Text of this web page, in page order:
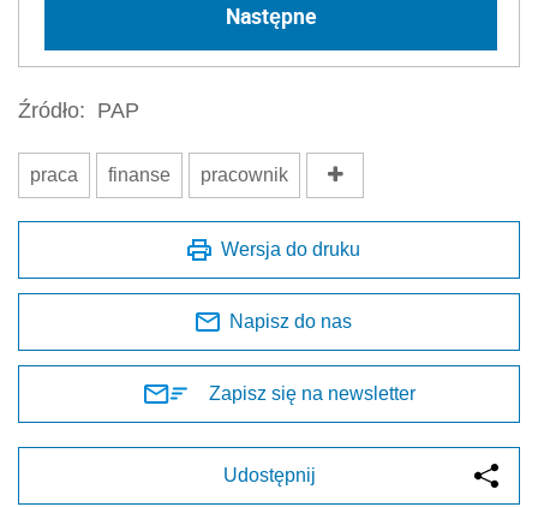
Następne
Źródło: PAP
praca finanse pracownik
Wersja do druku
Napisz do nas
Zapisz się na newsletter
Udostępnij